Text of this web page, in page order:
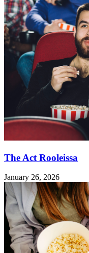
The Act Rooleissa
January 26, 2026